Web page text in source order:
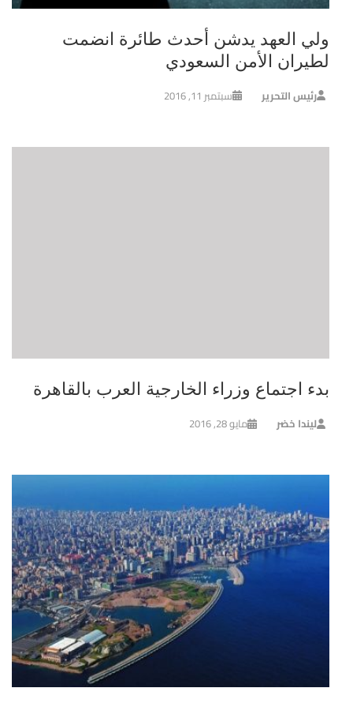
ولي العهد يدشن أحدث طائرة انضمت
لطيران الأمن السعودي
رئيس التحرير سبتمبر 11, 2016
بدء اجتماع وزراء الخارجية العرب بالقاهرة
ليندا خضر مايو 28, 2016